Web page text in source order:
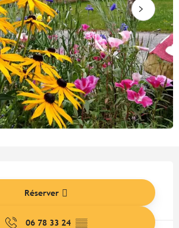
Réserver
06 78 33 24 ▒▒